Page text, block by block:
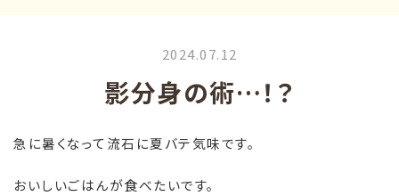
2024.07.12
影分身の術…！？
急に暑くなって流石に夏バテ気味です。
おいしいごはんが食べたいです。